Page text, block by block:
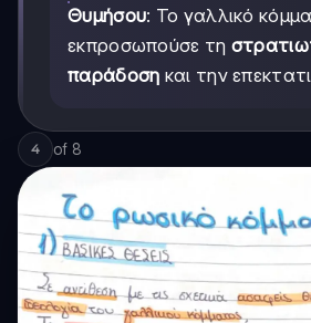
Θυμήσου: Το γαλλικό κόμμα
εκπροσωπούσε τη
παράδοση και την
4 of 8